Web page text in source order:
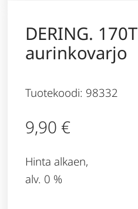
DERING. 170T
aurinkovarjo
Tuotekoodi: 98332
9,90 €
Hinta alkaen,
alv. 0 %